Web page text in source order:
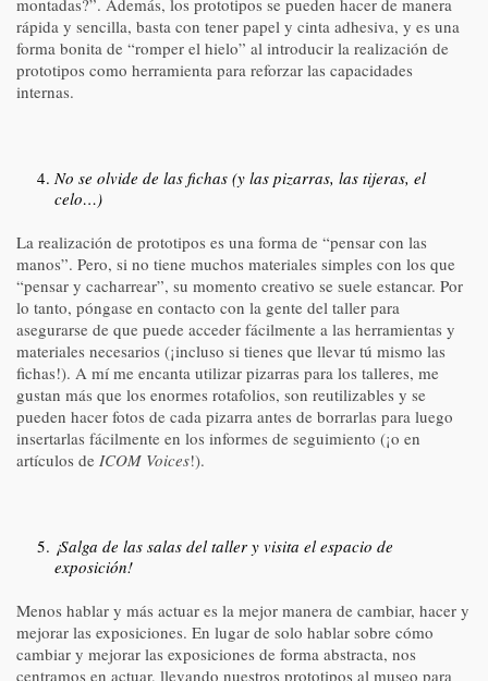
rápida y sencilla, basta con tener papel y cinta adhesiva, y es una
forma bonita de “romper el hielo” al introducir la realización de
prototipos como herramienta para reforzar las capacidades
internas.
No se olvide de las fichas (y las pizarras, las tijeras, el
celo…)
La realización de prototipos es una forma de “pensar con las
manos”. Pero, si no tiene muchos materiales simples con los que
“pensar y cacharrear”, su momento creativo se suele estancar. Por
lo tanto, póngase en contacto con la gente del taller para
asegurarse de que puede acceder fácilmente a las herramientas y
materiales necesarios (¡incluso si tienes que llevar tú mismo las
fichas!). A mí me encanta utilizar pizarras para los talleres, me
gustan más que los enormes rotafolios, son reutilizables y se
pueden hacer fotos de cada pizarra antes de borrarlas para luego
insertarlas fácilmente en los informes de seguimiento (¡o en
artículos de ICOM Voices!).
¡Salga de las salas del taller y visita el espacio de
exposición!
Menos hablar y más actuar es la mejor manera de cambiar, hacer y
mejorar las exposiciones. En lugar de solo hablar sobre cómo
cambiar y mejorar las exposiciones de forma abstracta, nos
centramos en actuar, llevando nuestros prototipos al museo para